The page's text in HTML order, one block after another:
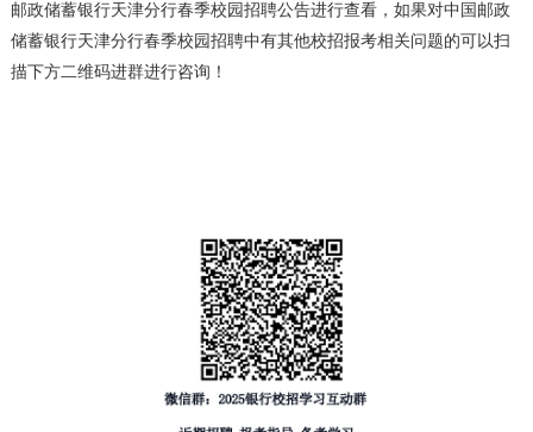
邮政储蓄银行天津分行春季校园招聘公告进行查看，如果对中国邮政
储蓄银行天津分行春季校园招聘中有其他校招报考相关问题的可以扫
描下方二维码进群进行咨询！